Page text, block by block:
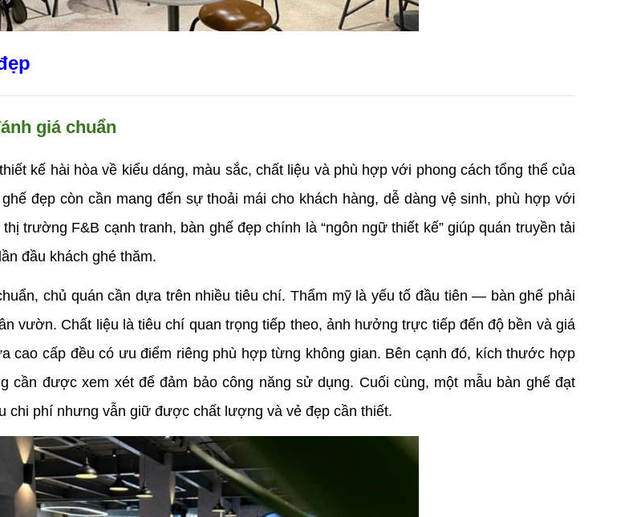
giá chuẩn
kế hài hòa về kiểu dáng, màu sắc, chất liệu và phù hợp với phong cách tổng thể của
đẹp còn cần mang đến sự thoải mái cho khách hàng, dễ dàng vệ sinh, phù hợp với
trường F&B cạnh tranh, bàn ghế đẹp chính là “ngôn ngữ thiết kế” giúp quán truyền tải
đầu khách ghé thăm.
chủ quán cần dựa trên nhiều tiêu chí. Thẩm mỹ là yếu tố đầu tiên — bàn ghế phải
vườn. Chất liệu là tiêu chí quan trọng tiếp theo, ảnh hưởng trực tiếp đến độ bền và giá
cao cấp đều có ưu điểm riêng phù hợp từng không gian. Bên cạnh đó, kích thước hợp
cần được xem xét để đảm bảo công năng sử dụng. Cuối cùng, một mẫu bàn ghế đạt
chi phí nhưng vẫn giữ được chất lượng và vẻ đẹp cần thiết.